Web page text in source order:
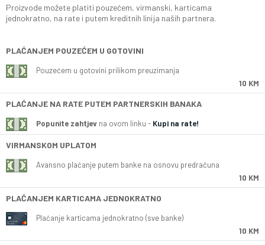
Proizvode možete platiti pouzećem, virmanski, karticama
jednokratno, na rate i putem kreditnih linija naših partnera.
PLAĆANJEM POUZEĆEM U GOTOVINI
Pouzećem u gotovini prilikom preuzimanja
10 KM
PLAĆANJE NA RATE PUTEM PARTNERSKIH BANAKA
Popunite zahtjev na ovom linku - Kupi na rate!
VIRMANSKOM UPLATOM
Avansno plaćanje putem banke na osnovu predračuna
10 KM
PLAĆANJEM KARTICAMA JEDNOKRATNO
Plaćanje karticama jednokratno (sve banke)
10 KM